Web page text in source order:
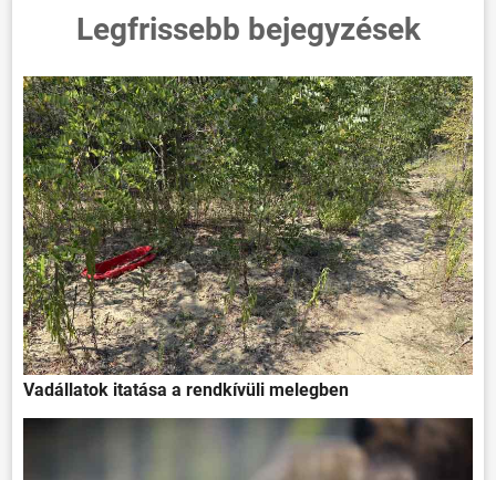
KÖZÖSSÉG
HÍREK
VÁLASZTÁSOK
Legfrissebb bejegyzések
Vadállatok itatása a rendkívüli melegben